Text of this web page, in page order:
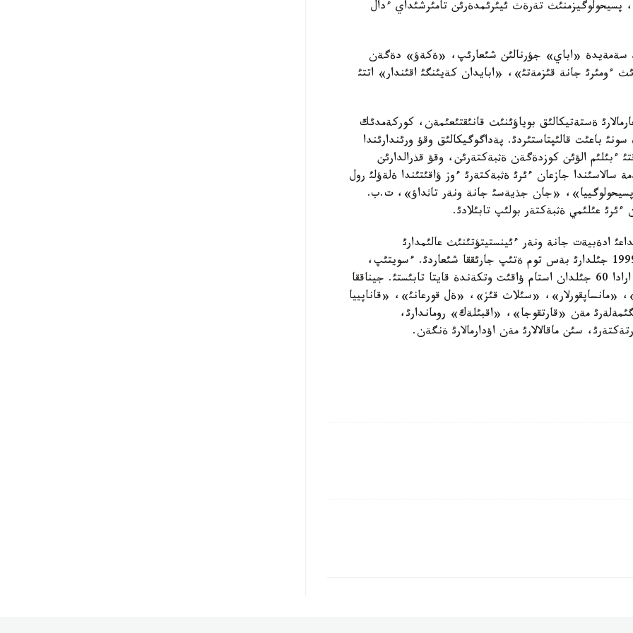
تةرةث ئيئرئمدةرئن تامئرشئداي ءدال
بئرگة سةمةيدة «اباي» جؤرنالئن شئعارئپ، «ةكةؤ» دةگةن
جانة قئزمةتئ»، «ابايدان كةيئنگئ اقئندار» اتتئ
ةستةتيكالئق بوياؤئنئث قانئقتئعئمةن، كوركةمدئك
باعئت قالئپتاستئردئ. پةداگوگيكالئق وقؤ ورئندارئندا
الؤئن كوزدةگةن ةثبةكتةرئن، وقؤ قذرالدارئن
جازعان ءئرئ ةثبةكتةرئ ءوز ؤاقئتئندا ةلةؤلئ رول
«جان جذيةسئ جانة ونةر تاثداؤ»، ت.ب.
ءئرئ عئلئمي ةثبةكتةر بولئپ تابئلادئ.
ادةبيةت جانة ونةر ءئينستيتؤتئنئث عالئمدارئ
جيناستئرئپ، عئلئمي زةردةدةن وتكئزئپ، 1996-1999 جئلدارئ بةس توم ةتئپ جارئققا شئعاردئ. ءسويتئپ،
قازاق وقئرمانئ ايگئلئ سؤرةتكةردئث شئعارمالارئمةن ارادا 60 جئلدان استام ؤاقئت وتكةندة قايتا تابئستئ. جيناققا
«مانساپقورلار»، «سئلاث قئز»، «ةل قورعانئ»، «قاناپييا
مةن «قارتقوجا»، «اقبئلةك» روماندارئ،
سئن ماقالالارئ مةن اؤدارمالارئ ةنگةن.